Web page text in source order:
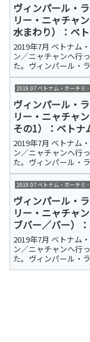
ヴィンパール・
リー・ニャチャ
水まわり）：ベ
ャチャン 宿泊ホ
2019年7月 ベトナム
ン／ニャチャンへ行
た。ヴィンパール・
リー・ニャチャン（
Luxury NhaTrang）今
テルはカムラン国際空
で約45分、さらにフ
分ほどのホ...
2019.07 ベトナム・ホーチミン/ニャチャン
ヴィンパール・
リー・ニャチャ
その1）：ベトナ
チャン 宿泊ホテ
2019年7月 ベトナム
ン／ニャチャンへ行
た。ヴィンパール・
リー・ニャチャン（
Luxury NhaTrang）今
テルはカムラン国際空
で約45分、さらにフ
分ほどのホ...
2019.07 ベトナム・ホーチミン/ニャチャン
ヴィンパール・
リー・ニャチャ
ブバー／バー）
ム・ニャチャン
ル紹介
2019年7月 ベトナム
ン／ニャチャンへ行
た。ヴィンパール・
リー・ニャチャン（
で約45分、さらにフ